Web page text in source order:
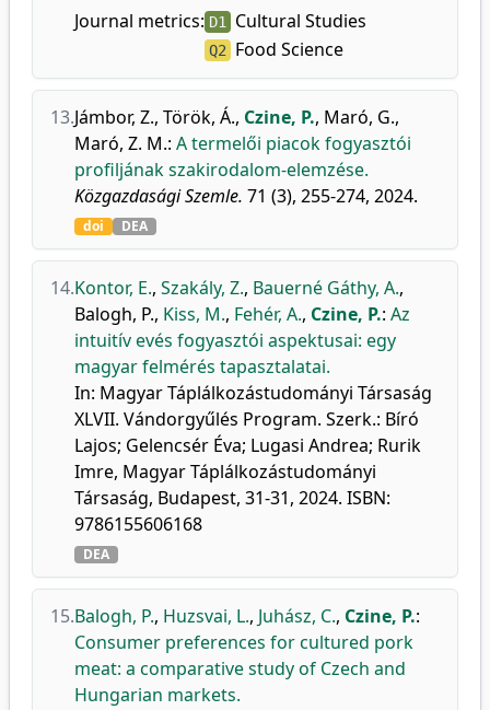
Journal metrics: D1 Cultural Studies
Q2 Food Science
13.Jámbor, Z., Török, Á., Czine, P., Maró, G.,
Maró, Z. M.: A termelői piacok fogyasztói
profiljának szakirodalom-elemzése.
Közgazdasági Szemle. 71 (3), 255-274, 2024.
doi DEA
14.Kontor, E., Szakály, Z., Bauerné Gáthy, A.,
Balogh, P., Kiss, M., Fehér, A., Czine, P.: Az
intuitív evés fogyasztói aspektusai: egy
magyar felmérés tapasztalatai.
In: Magyar Táplálkozástudományi Társaság
XLVII. Vándorgyűlés Program. Szerk.: Bíró
Lajos; Gelencsér Éva; Lugasi Andrea; Rurik
Imre, Magyar Táplálkozástudományi
Társaság, Budapest, 31-31, 2024. ISBN:
9786155606168
DEA
15.Balogh, P., Huzsvai, L., Juhász, C., Czine, P.:
Consumer preferences for cultured pork
meat: a comparative study of Czech and
Hungarian markets.